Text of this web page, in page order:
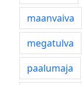
maanvaiva
megatulva
paalumaja